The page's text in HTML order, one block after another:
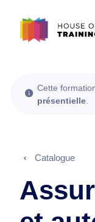
Cette
présentielle
Catalogue